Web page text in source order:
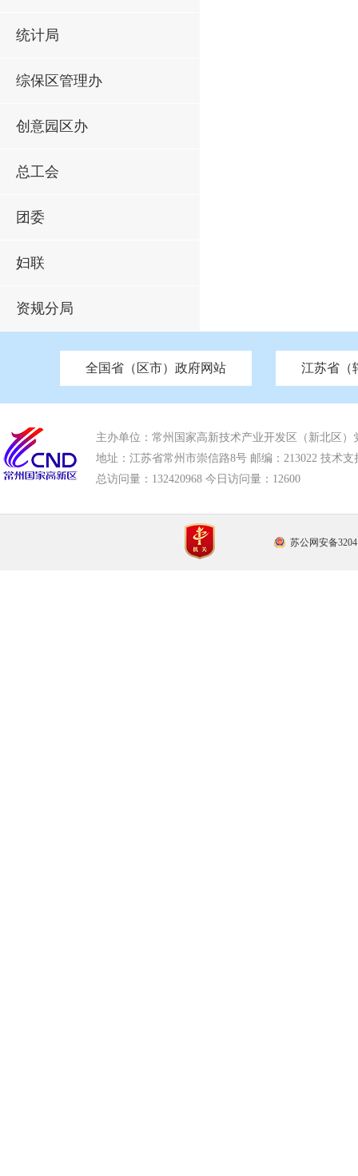
统计局
综保区管理办
创意园区办
总工会
团委
妇联
资规分局
全国省（区市）政府网站
北京 天津 重庆 河南 河北 山西
江苏省（
中国江苏 南京市政府 苏州市政府 无锡
市发改委 市工信局 市教育局 市科技局 市
市应急管理局 市审计局 市外事办 市生态
主办单位：常州国家高新技术产业开发区（新北区）
地址：江苏省常州市崇信路8号 邮编：213022 技术支
总访问量： 132420968 今日访问量： 12600
苏公网安备